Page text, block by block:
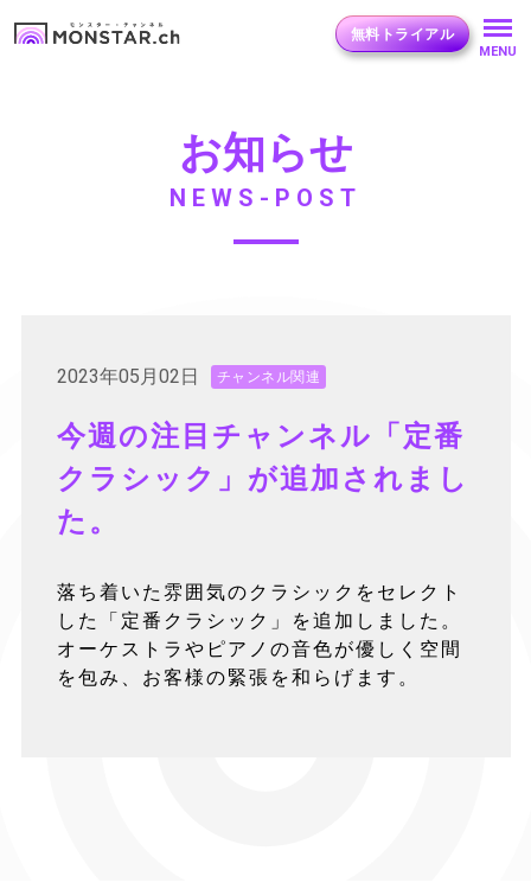
無料トライアル
MENU
お知らせ
NEWS-POST
2023年05月02日 チャンネル関連
今週の注目チャンネル「定番
クラシック」が追加されまし
た。
落ち着いた雰囲気のクラシックをセレクト
した「定番クラシック」を追加しました。
オーケストラやピアノの音色が優しく空間
を包み、お客様の緊張を和らげます。